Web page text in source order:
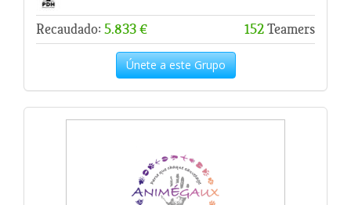
Recaudado: 5.833 € 152Teamers
Únete a este Grupo